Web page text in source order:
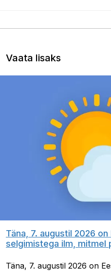
Vaata lisaks
Täna, 7. augustil 2026
selgimistega ilm, mitmel
Täna, 7. augustil 2026 on